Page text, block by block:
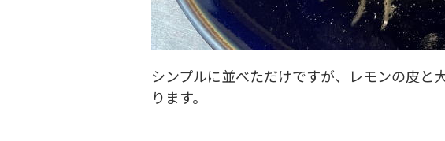
シンプルに並べただけですが、レモンの皮と
ります。